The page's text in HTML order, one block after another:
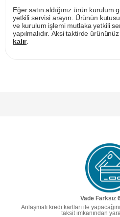
Eğer satın aldığınız ürün kurulum
yetkili servisi arayın. Ürünün
ve kurulum işlemi mutlaka yetkili
yapılmalıdır. Aksi taktirde ürününüz
kalır.
Vade Farksız
Anlaşmalı kredi kartları ile
taksit imkanından